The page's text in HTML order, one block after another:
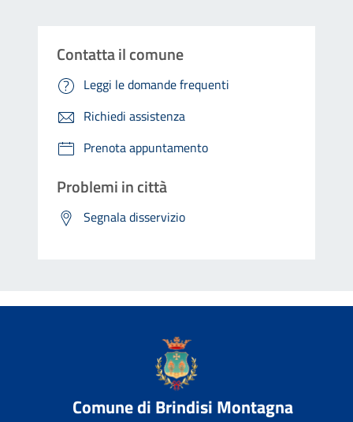
Contatta il comune
Leggi le domande frequenti
Richiedi assistenza
Prenota appuntamento
Problemi in città
Segnala disservizio
Comune di Brindisi Montagna